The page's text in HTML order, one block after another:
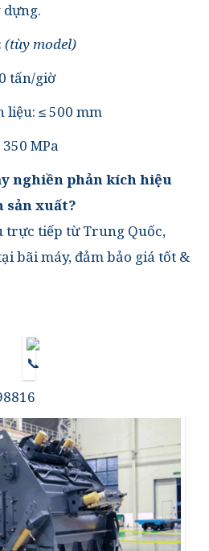
(tùy model)
tấn/giờ
liệu: ≤ 500 mm
MPa
nghiền phản kích hiệu
sản xuất?
trực tiếp từ Trung Quốc,
bãi máy, đảm bảo giá tốt &